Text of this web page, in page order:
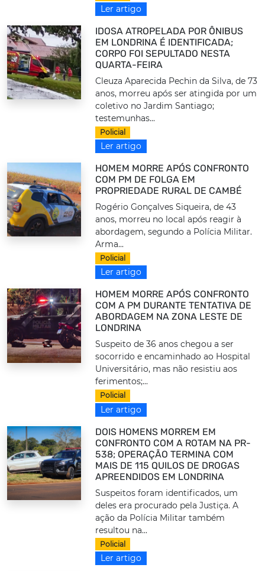
Ler artigo
IDOSA ATROPELADA POR ÔNIBUS
EM LONDRINA É IDENTIFICADA;
CORPO FOI SEPULTADO NESTA
QUARTA-FEIRA
Cleuza Aparecida Pechin da Silva, de 73
anos, morreu após ser atingida por um
coletivo no Jardim Santiago;
testemunhas...
Policial
Ler artigo
HOMEM MORRE APÓS CONFRONTO
COM PM DE FOLGA EM
PROPRIEDADE RURAL DE CAMBÉ
Rogério Gonçalves Siqueira, de 43
anos, morreu no local após reagir à
abordagem, segundo a Polícia Militar.
Arma...
Policial
Ler artigo
HOMEM MORRE APÓS CONFRONTO
COM A PM DURANTE TENTATIVA DE
ABORDAGEM NA ZONA LESTE DE
LONDRINA
Suspeito de 36 anos chegou a ser
socorrido e encaminhado ao Hospital
Universitário, mas não resistiu aos
ferimentos;...
Policial
Ler artigo
DOIS HOMENS MORREM EM
CONFRONTO COM A ROTAM NA PR-
538; OPERAÇÃO TERMINA COM
MAIS DE 115 QUILOS DE DROGAS
APREENDIDOS EM LONDRINA
Suspeitos foram identificados, um
deles era procurado pela Justiça. A
ação da Polícia Militar também
resultou na...
Policial
Ler artigo